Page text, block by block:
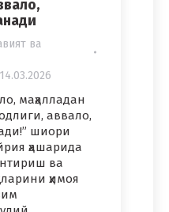
ва
14.03.2026
маҳалладaн
аввало,
шиори
ҳашарида
ва
ҳимоя